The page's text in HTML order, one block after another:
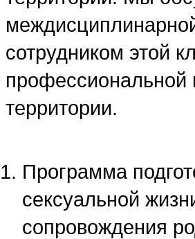
сотрудником этой
профессиональной
территории.
Программа
сексуальной
сопровождения